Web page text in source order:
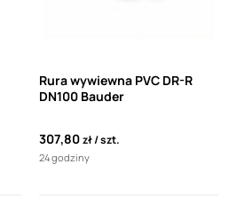
Rura wywiewna PVC DR-R
DN100 Bauder
307,80zł szt.
24 godziny